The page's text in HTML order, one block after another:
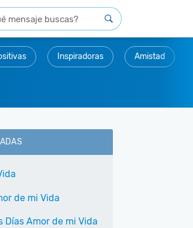
Inspiradoras Amistad
de mi Vida
Días Amor de mi Vida